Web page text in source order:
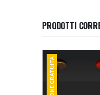
PRODOTTI